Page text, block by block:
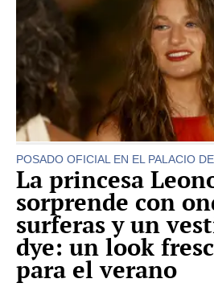
POSADO OFICIAL EN EL PALACIO
La princesa
sorprende con
surferas y un
dye: un look
para el verano